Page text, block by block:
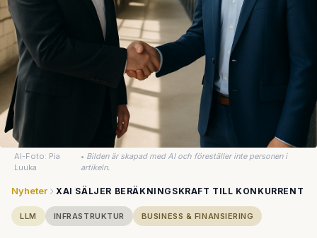
AI-Foto: Pia
Luuka
• Bilden är skapad med AI och föreställer inte personen i
artikeln.
Nyheter XAI SÄLJER BERÄKNINGSKRAFT TILL KONKURRENT
LLM INFRASTRUKTUR BUSINESS & FINANSIERING